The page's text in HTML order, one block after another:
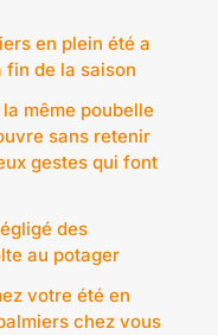
en plein été a
fin de la saison
même poubelle
sans retenir
gestes qui font
des
au potager
votre été en
chez vous